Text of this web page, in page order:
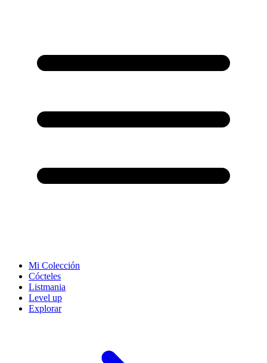
Mi Colección
Cócteles
Listmania
Level up
Explorar